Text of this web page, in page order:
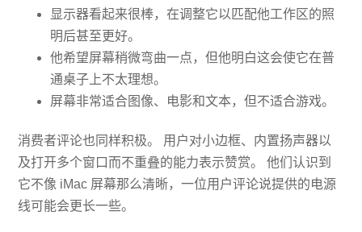
显示器看起来很棒，在调整它以匹配他工作区的照
明后甚至更好。
他希望屏幕稍微弯曲一点，但他明白这会使它在普
通桌子上不太理想。
屏幕非常适合图像、电影和文本，但不适合游戏。
消费者评论也同样积极。 用户对小边框、内置扬声器以
及打开多个窗口而不重叠的能力表示赞赏。 他们认识到
它不像 iMac 屏幕那么清晰，一位用户评论说提供的电源
线可能会更长一些。